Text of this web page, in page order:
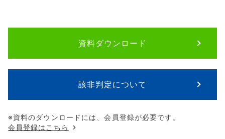
資料ダウンロード
該非判定について
※資料のダウンロードには、会員登録が必要です。
会員登録はこちら